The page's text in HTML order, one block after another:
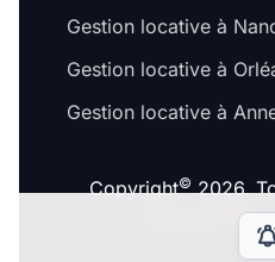
Gestion locative à
Gestion locative à
Gestion locative à
Copyright©2026.
à